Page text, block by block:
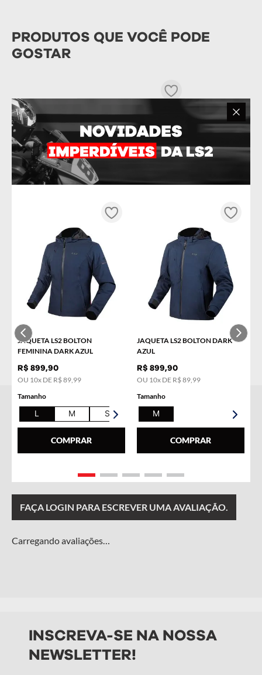
JAQUETA LS2 BOLTON
FEMININA DARK AZUL
R$ 899,90
OU 10x DE R$89 99
Tamanho
L M S
COMPRAR
JAQUETA LS2 BOLTON DARK
AZUL
R$ 899,90
OU 10x DE R$89 99
Tamanho
M
COMPRAR
PRODUTOS QUE VOCÊ PODE
GOSTAR
FORRAÇÃO SUPERIOR COM
TRAVA CAPACETE LS2 CLASSIC
69,
OU6x DE
Tamanho
54/XS 61/XL
Carregando…
FAÇA LOGIN PARA ESCREVER UMA AVALIAÇÃO.
Carregando avaliações…
INSCREVA-SE NA NOSSA
NEWSLETTER!